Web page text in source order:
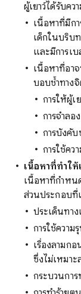
ผู้เยาว์ได้รับคว
เนื้อหาที่มีก
เด็กในบริบ
และมีการเ
เนื้อหาที่อาจ
บอบช้ำทาง
การให้ผู้
การจำลอ
การบังคับ
การใช้คว
เนื้อหาที่ทำให้
เนื้อหาที่กำหน
ส่วนประกอบที่
ประเด็นทา
การใช้ความ
เรื่องลามก
ซึ่งไม่เหมา
กระบวนกา